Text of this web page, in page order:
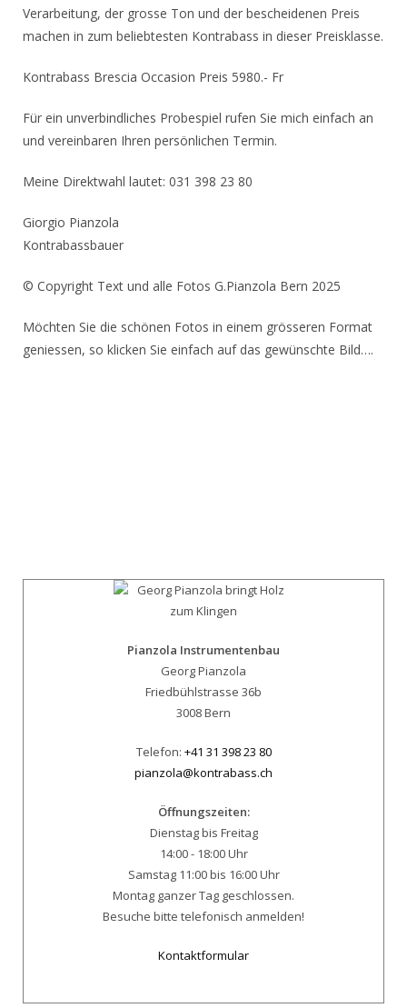
Verarbeitung, der grosse Ton und der bescheidenen Preis
machen in zum beliebtesten Kontrabass in dieser Preisklasse.
Kontrabass Brescia Occasion Preis 5980.- Fr
Für ein unverbindliches Probespiel rufen Sie mich einfach an
und vereinbaren Ihren persönlichen Termin.
Meine Direktwahl lautet: 031 398 23 80
Giorgio Pianzola
Kontrabassbauer
© Copyright Text und alle Fotos G.Pianzola Bern 2025
Möchten Sie die schönen Fotos in einem grösseren Format
geniessen, so klicken Sie einfach auf das gewünschte Bild….
Pianzola Instrumentenbau
Georg Pianzola
Friedbühlstrasse 36b
3008 Bern
Telefon: +41 31 398 23 80
pianzola@kontrabass.ch
Öffnungszeiten:
Dienstag bis Freitag
14:00 - 18:00 Uhr
Samstag 11:00 bis 16:00 Uhr
Montag ganzer Tag geschlossen.
Besuche bitte telefonisch anmelden!
Kontaktformular